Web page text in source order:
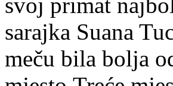
sarajka Suana
meču bila bolja